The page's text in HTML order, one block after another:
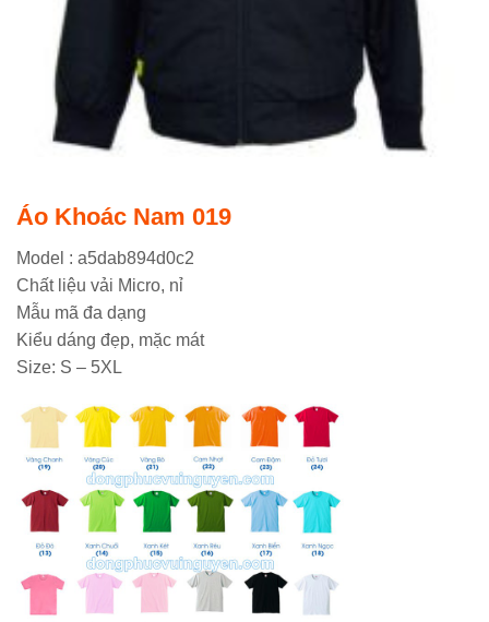
Áo Khoác Nam 019
Model : a5dab894d0c2
Chất liệu vải Micro, nỉ
Mẫu mã đa dạng
Kiểu dáng đẹp, mặc mát
Size: S – 5XL